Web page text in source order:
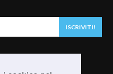
ISCRIVITI!